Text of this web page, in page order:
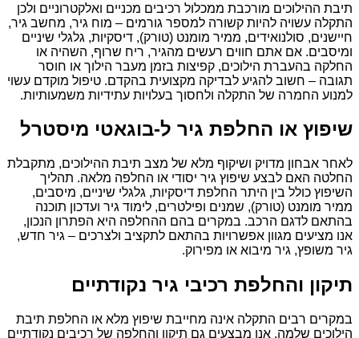
תיבת ההילוכים מורכבת ממכלול רכיבים מכניים ואלקטרוניים ולכן
התקלה עשויה להיות קשורה למספר גורמים – מוח גיר, מחשב גיר,
חיישנים, סולנואידים, ממיר מומנט (טורק), דיסקיות, גלגלי שיניים
ומיסבים. אם אתם חווים רעשים מהגיר, ריח שרוף, השהיה או
החלקה בהעברת הילוכים, קפיצות בזמן מעבר הילוך או חוסר
תגובה – חשוב להגיע לבדיקה מקצועית בהקדם. טיפול מוקדם עשוי
למנוע החמרה של התקלה ולחסוך בעלויות עתידיות משמעותיות.
שיפוץ או החלפת גיר ל-בוגאטי מיסטרל
לאחר אבחון מדויק ושיקוף מלא של מצב תיבת ההילוכים, מתקבלת
החלטה האם לבצע שיפוץ גיר יסודי או החלפה מלאה. תהליך
השיפוץ כולל בין היתר החלפת דיסקיות, גלגלי שיניים, מיסבים,
ממיר מומנט (טורק), שמנים ופילטרים, לימוד גיר ועדכון תוכנה
בהתאם לדגם הרכב. במקרים בהם ההחלפה היא הפתרון הנכון,
אנו מציעים מגוון אפשרויות בהתאם לתקציב ולצרכים – גיר חדש,
גיר משופץ, גיר מיבוא או מפירוק.
תיקון והחלפת רכיבי גיר נקודתיים
במקרים רבים התקלה אינה מחייבת שיפוץ מלא או החלפת תיבת
הילוכים שלמה. אנו מבצעים גם תיקון והחלפה של רכיבים נקודתיים